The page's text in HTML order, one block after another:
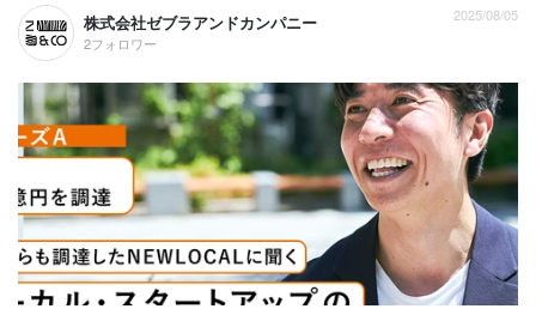
株式会社ゼブラアンドカンパニー
2フォロワー
2025/08/05